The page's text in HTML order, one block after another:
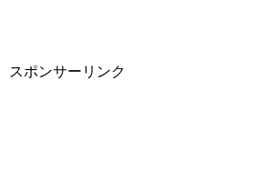
スポンサーリンク